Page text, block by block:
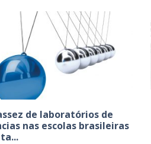
de laboratórios de
nas escolas brasileiras